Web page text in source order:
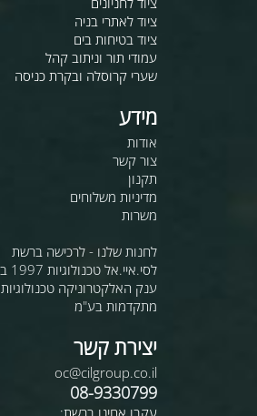
ציוד לאתרי בניה
ציוד בטיחות בים
עמודי תור וניתוב קהל
שערי קרוסלה ובקרת כניסה
מידע
אודות
צור קשר
תקנון
מדיניות משלוחים
משרות
לחנות שלנו - לרכישה ברשת
לסי.איי.אל טכנולוגיות 1997 בע"מ
ענק האלקטרוניקה טכנולוגיות
מתקדמות בע"מ
יצירת קשר
oc@cilgroup.co.il
08-9330799
עקבו אחינו ברשת: